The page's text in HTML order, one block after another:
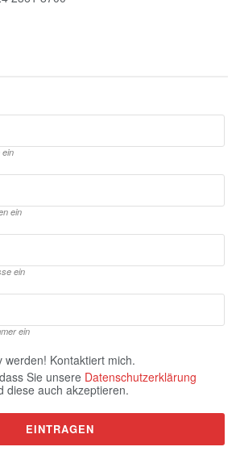
ein
ein
ein
ein
werden! Kontaktiert mich.
Sie unsere Datenschutzerklärung
diese auch akzeptieren.